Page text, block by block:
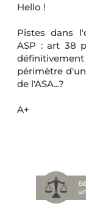
Hello !
Pistes dans
ASP : art 38
périmètre
de l'ASA...?
A+